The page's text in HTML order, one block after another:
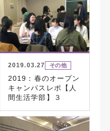
2019.03.27 その他
2019：春のオープン
キャンパスレポ【人
間生活学部】３